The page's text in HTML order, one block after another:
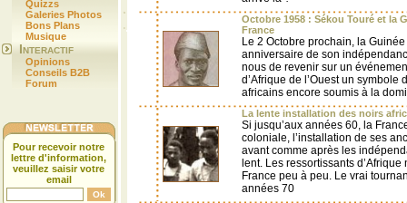
Quizzs
Galeries Photos
Bons Plans
Musique
Interactif
Opinions
Conseils B2B
Forum
Pour recevoir notre
lettre d'information,
veuillez saisir votre
email
Octobre 1958 : Sékou Touré et la
France
Le 2 Octobre prochain, la
anniversaire de son
nous de revenir sur un
d’Afrique de l’Ouest un symbole
africains encore soumis à la
La lente installation des noirs
Si jusqu’aux années 60, la
coloniale, l’installation de ses
avant comme après les
lent. Les ressortissants d’Afrique
France peu à peu. Le vrai
années 70